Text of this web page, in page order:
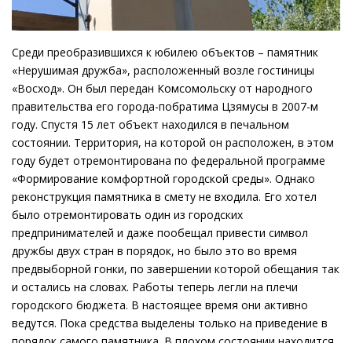
Среди преобразившихся к юбилею объектов – памятник
«Нерушимая дружба», расположенный возле гостиницы
«Восход». Он был передан Комсомольску от народного
правительства его города-побратима Цзямусы в 2007-м
году. Спустя 15 лет объект находился в печальном
состоянии. Территория, на которой он расположен, в этом
году будет отремонтирована по федеральной программе
«Формирование комфортной городской среды». Однако
реконструкция памятника в смету не входила. Его хотел
было отремонтировать один из городских
предпринимателей и даже пообещал привести символ
дружбы двух стран в порядок, но было это во время
предвыборной гонки, по завершении которой обещания так
и остались на словах. Работы теперь легли на плечи
городского бюджета. В настоящее время они активно
ведутся. Пока средства выделены только на приведение в